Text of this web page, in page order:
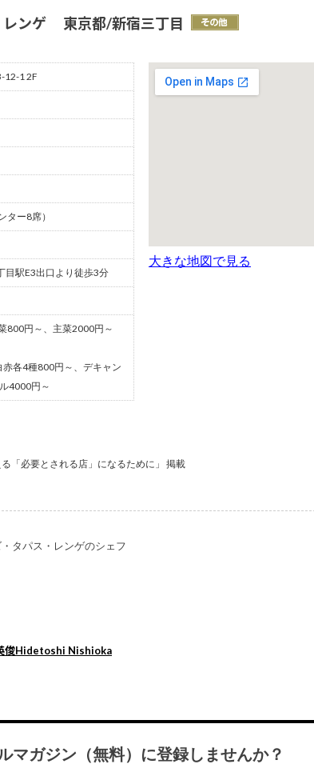
レンゲ 東京都/新宿三丁目
12-1 2F
ター8席）
目駅E3出口より徒歩3分
800円～、主菜2000円～
赤各4種800円～、デキャン
4000円～
大きな地図で見る
「必要とされる店」になるために」 掲載
タパス・レンゲのシェフ
俊Hidetoshi Nishioka
マガジン（無料）に登録しませんか？